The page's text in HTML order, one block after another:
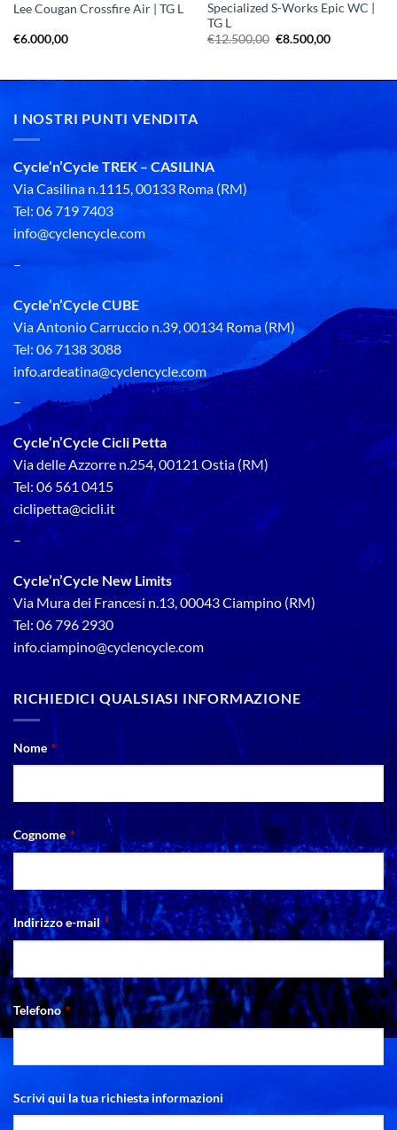
Lee Cougan Crossfire Air | TG L
€6.000,00
Specialized S-Works Epic WC |
TG L
€12.500,00 Il
€12.500,00.
€8.500,00Il
€8.500,00.
I NOSTRI PUNTI VENDITA
Cycle’n’Cycle TREK – CASILINA
Via Casilina n.1115, 00133 Roma (RM)
Tel: 06 719 7403
info@cyclencycle.com
–
Cycle’n’Cycle CUBE
Via Antonio Carruccio n.39, 00134 Roma (RM)
Tel: 06 7138 3088
info.ardeatina@cyclencycle.com
–
Cycle’n’Cycle Cicli Petta
Via delle Azzorre n.254, 00121 Ostia (RM)
Tel: 06 561 0415
ciclipetta@cicli.it
–
Cycle’n’Cycle New Limits
Via Mura dei Francesi n.13, 00043 Ciampino (RM)
Tel: 06 796 2930
info.ciampino@cyclencycle.com
RICHIEDICI QUALSIASI INFORMAZIONE
Nome *
Cognome *
Indirizzo e-mail *
Telefono *
Scrivi qui la tua richiesta informazioni